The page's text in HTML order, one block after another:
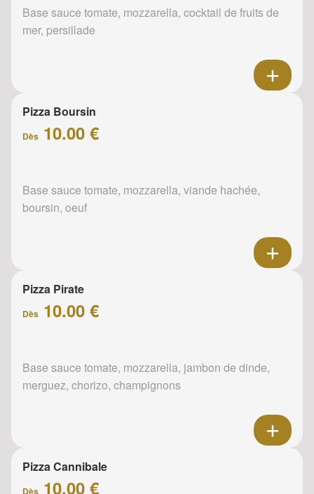
Base sauce tomate, mozzarella, cocktail de fruits de
mer, persillade
Pizza Boursin
Dès 10.00 €
Base sauce tomate, mozzarella, viande hachée,
boursin, oeuf
Pizza Pirate
Dès 10.00 €
Base sauce tomate, mozzarella, jambon de dinde,
merguez, chorizo, champignons
Pizza Cannibale
Dès 10.00 €